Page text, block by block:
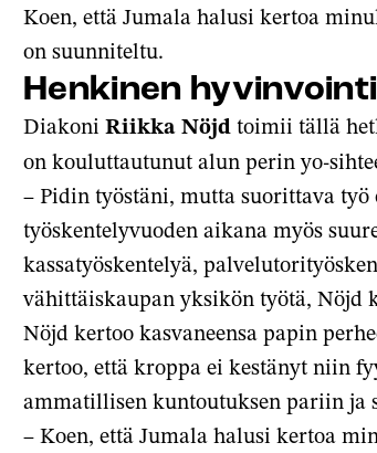
Koen, että Jumala halusi kertoa
on suunniteltu.
Henkinen
DiakoniRiikka Nöjdtoimii tällä
on kouluttautunut alun perin yo-
– Pidin työstäni, mutta suorittava
työskentelyvuoden aikana myös
kassatyöskentelyä,
vähittäiskaupan yksikön työtä, Nöjd
Nöjd kertoo kasvaneensa papin
kertoo, että kroppa ei kestänyt niin
ammatillisen kuntoutuksen pariin ja
– Koen, että Jumala halusi kertoa